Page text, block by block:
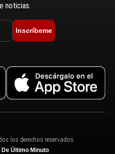
noticias.
Inscríbeme
los derechos reservados.
Último Minuto